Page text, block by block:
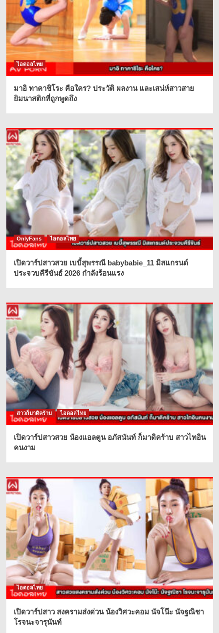
ไอดอลไทย
มาอิ ทาคาชิโระ คือใคร? ประวัติ ผลงาน และเสน่ห์สาวสาย
ยิมนาสติกที่ถูกพูดถึง
OnlyFans ไอดอลไทย
เปิดวาร์ปสาวสวย เบบี้สุพรรณี babybabie_11 มิสแกรนด์
ประจวบคีรีขันธ์ 2026 กำลังร้อนแรง
สาวก็มาดิคร้าบ ไอดอลไทย
เปิดวาร์ปสาวสวย น้องแอลตูน อภัสนันท์ ก็มาดิคร้าบ สาวไทอิน
คนงาม
ไอดอลไทย
เปิดวาร์ปสาว สงครามส่งด่วน น้องวิศวะคอม นัจโน๊ะ นัจฐณิชา
โรจนะจารุนันท์